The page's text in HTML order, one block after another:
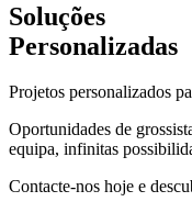
Soluções
Personalizadas
Projetos personalizados
Oportunidades de
equipa, infinitas
Contacte-nos hoje e